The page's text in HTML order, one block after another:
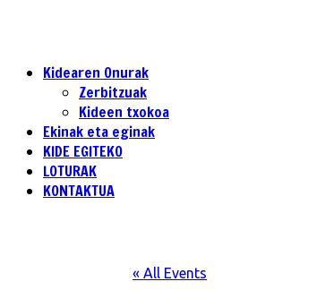
Kidearen Onurak
Zerbitzuak
Kideen txokoa
Ekinak eta eginak
KIDE EGITEKO
LOTURAK
KONTAKTUA
« All Events